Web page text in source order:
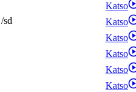
Katso
/sd
Katso
Katso
Katso
Katso
Katso